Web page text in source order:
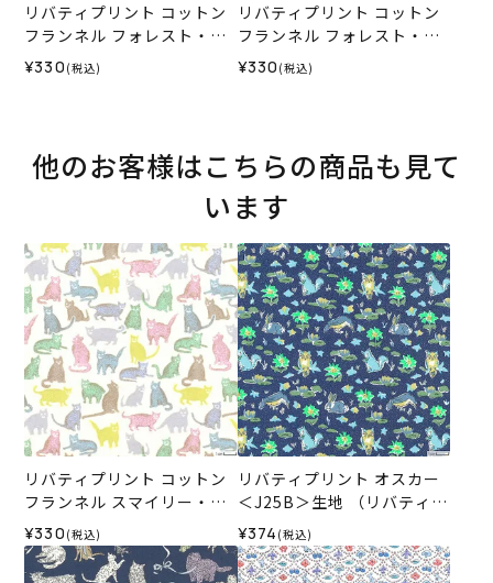
リバティプリント コットン
フランネル フォレスト・ウ
ェーブ＜J25S＞生地 （リバ
ティ・ファブリックス）202
¥330 (税込)
リバティプリント コットン
フランネル フォレスト・ウ
ェーブ＜J25U＞生地 （リバ
ティ・ファブリックス）202
¥330 (税込)
他のお客様はこちらの商品も見て
います
リバティプリント コットン
フランネル スマイリー・キ
ャッツ＜J25A＞生地 （リバ
ティ・ファブリックス）202
5AW
¥330 (税込)
リバティプリント オスカー
＜J25B＞生地 （リバティ・
ファブリックス）2025AW
¥374 (税込)